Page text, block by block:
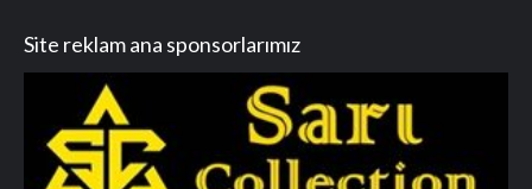
Site reklam ana sponsorlarımız